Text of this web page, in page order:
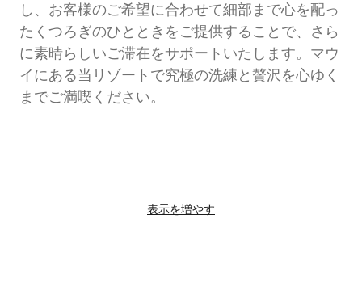
し、お客様のご希望に合わせて細部まで心を配っ
たくつろぎのひとときをご提供することで、さら
に素晴らしいご滞在をサポートいたします。マウ
イにある当リゾートで究極の洗練と贅沢を心ゆく
までご満喫ください。
表示を増やす